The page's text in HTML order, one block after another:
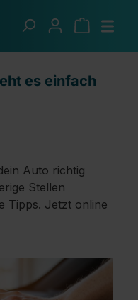
es einfach
Auto richtig
Stellen
Tipps. Jetzt online